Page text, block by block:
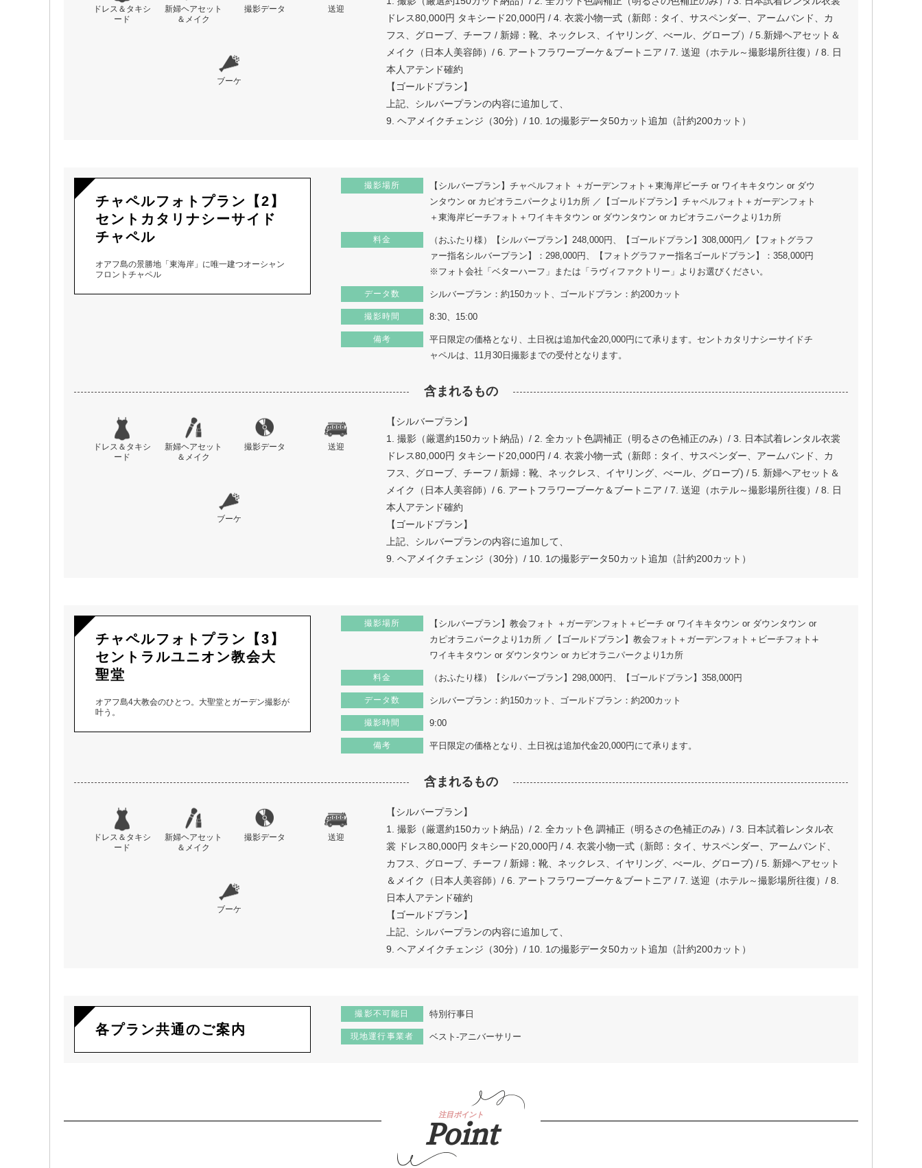
ドレス＆タキシ
ード
新婦ヘアセット
＆メイク
撮影データ 送迎
ブーケ
ドレス80,000円 タキシード20,000円 / 4. 衣裳小物一式（新郎：タイ、サスペンダー、アームバンド、カ
フス、グローブ、チーフ / 新婦：靴、ネックレス、イヤリング、べール、グローブ）/ 5.新婦ヘアセット＆
メイク（日本人美容師）/ 6. アートフラワーブーケ＆ブートニア / 7. 送迎（ホテル～撮影場所往復）/ 8. 日
本人アテンド確約
【ゴールドプラン】
上記、シルバープランの内容に追加して、
9. ヘアメイクチェンジ（30分）/ 10. 1の撮影データ50カット追加（計約200カット）
チャペルフォトプラン【2】
セントカタリナシーサイド
チャペル
オアフ島の景勝地「東海岸」に唯一建つオーシャン
フロントチャペル
撮影場所
【シルバープラン】チャペルフォト ＋ガーデンフォト＋東海岸ビーチ or ワイキキタウン or ダウ
ンタウン or カピオラニパークより1カ所 ／【ゴールドプラン】チャペルフォト＋ガーデンフォト
＋東海岸ビーチフォト＋ワイキキタウン or ダウンタウン or カピオラニパークより1カ所
料金
（おふたり様）【シルバープラン】248,000円、【ゴールドプラン】308,000円／【フォトグラフ
ァー指名シルバープラン】：298,000円、【フォトグラファー指名ゴールドプラン】：358,000円
※フォト会社「ベターハーフ」または「ラヴィファクトリー」よりお選びください。
データ数 シルバープラン：約150カット、ゴールドプラン：約200カット
撮影時間 8:30、15:00
備考
平日限定の価格となり、土日祝は追加代金20,000円にて承ります。セントカタリナシーサイドチ
ャペルは、11月30日撮影までの受付となります。
含まれるもの
ドレス＆タキシ
ード
新婦ヘアセット
＆メイク
撮影データ 送迎
ブーケ
【シルバープラン】
1. 撮影（厳選約150カット納品）/ 2. 全カット色調補正（明るさの色補正のみ）/ 3. 日本試着レンタル衣裳
ドレス80,000円 タキシード20,000円 / 4. 衣裳小物一式（新郎：タイ、サスペンダー、アームバンド、カ
フス、グローブ、チーフ / 新婦：靴、ネックレス、イヤリング、べール、グローブ) / 5. 新婦ヘアセット＆
メイク（日本人美容師）/ 6. アートフラワーブーケ＆ブートニア / 7. 送迎（ホテル～撮影場所往復）/ 8. 日
本人アテンド確約
【ゴールドプラン】
上記、シルバープランの内容に追加して、
9. ヘアメイクチェンジ（30分）/ 10. 1の撮影データ50カット追加（計約200カット）
チャペルフォトプラン【3】
セントラルユニオン教会大
聖堂
オアフ島4大教会のひとつ。大聖堂とガーデン撮影が
叶う。
撮影場所
【シルバープラン】教会フォト ＋ガーデンフォト＋ビーチ or ワイキキタウン or ダウンタウン or
カピオラニパークより1カ所 ／【ゴールドプラン】教会フォト＋ガーデンフォト＋ビーチフォト∔
ワイキキタウン or ダウンタウン or カピオラニパークより1カ所
料金 （おふたり様）【シルバープラン】298,000円、【ゴールドプラン】358,000円
データ数 シルバープラン：約150カット、ゴールドプラン：約200カット
撮影時間 9:00
備考 平日限定の価格となり、土日祝は追加代金20,000円にて承ります。
含まれるもの
ドレス＆タキシ
ード
新婦ヘアセット
＆メイク
撮影データ 送迎
ブーケ
【シルバープラン】
1. 撮影（厳選約150カット納品）/ 2. 全カット色 調補正（明るさの色補正のみ）/ 3. 日本試着レンタル衣
裳 ドレス80,000円 タキシード20,000円 / 4. 衣裳小物一式（新郎：タイ、サスペンダー、アームバンド、
カフス、グローブ、チーフ / 新婦：靴、ネックレス、イヤリング、べール、グローブ) / 5. 新婦ヘアセット
＆メイク（日本人美容師）/ 6. アートフラワーブーケ＆ブートニア / 7. 送迎（ホテル～撮影場所往復）/ 8.
日本人アテンド確約
【ゴールドプラン】
上記、シルバープランの内容に追加して、
9. ヘアメイクチェンジ（30分）/ 10. 1の撮影データ50カット追加（計約200カット）
各プラン共通のご案内
撮影不可能日 特別行事日
現地運行事業者 ベスト-アニバーサリー
注目ポイント
Point